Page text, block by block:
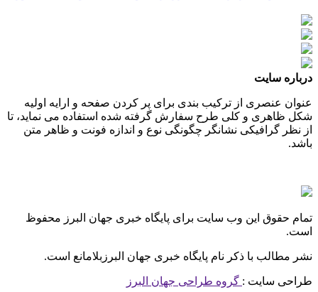
درباره سایت
عنوان عنصری از ترکیب بندی برای پر کردن صفحه و ارایه اولیه
شکل ظاهری و کلی طرح سفارش گرفته شده استفاده می نماید، تا
از نظر گرافیکی نشانگر چگونگی نوع و اندازه فونت و ظاهر متن
باشد.
تمام حقوق این وب سایت برای پایگاه خبری جهان البرز محفوظ
است.
نشر مطالب با ذکر نام پایگاه خبری جهان البرزبلامانع است.
طراحی سایت : گروه طراحی جهان البرز